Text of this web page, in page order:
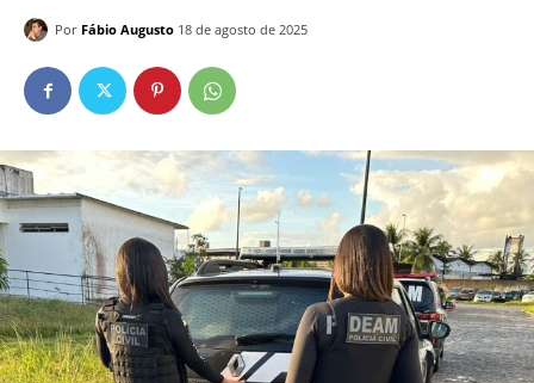
Por Fábio Augusto 18 de agosto de 2025